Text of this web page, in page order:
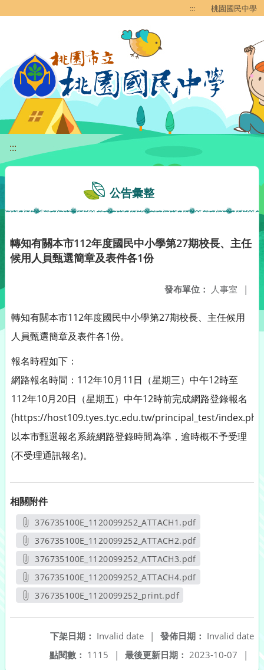
::: 桃園國民中學
:::
公告彙整
轉知有關本市112年度國民中小學第27期校長、主任
候用人員甄選簡章及表件各1份
發布單位： 人事室 |
轉知有關本市112年度國民中小學第27期校長、主任候用
人員甄選簡章及表件各1份。
報名時程如下：
網路報名時間：112年10月11日（星期三）中午12時至
112年10月20日（星期五）中午12時前完成網路登錄報名
(https://host109.tyes.tyc.edu.tw/principal_test/
以本市甄選報名系統網路登錄時間為準，逾時概不予受理
(不受理通訊報名)。
相關附件
376735100E_1120099252_ATTACH1.pdf
另開新視窗
376735100E_1120099252_ATTACH2.pdf
另開新視窗
376735100E_1120099252_ATTACH3.pdf
另開新視窗
376735100E_1120099252_ATTACH4.pdf
另開新視窗
376735100E_1120099252_print.pdf
發佈日期： Invalid date
下架日期： Invalid date
|
最後更新日期： 2023-10-07 |
點閱數： 1115 |